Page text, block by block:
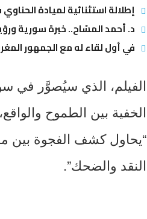
إطلالة استثنائية لميادة
د. أحمد المسّاح.. خبرة سورية
في أول لقاء له مع الجمهور
الفيلم، الذي سيُصوَّر في
الخفية بين الطموح
“يحاول كشف الفجوة بين
النقد والضحك”.